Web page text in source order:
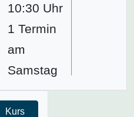
10:30 Uhr
1 Termin
am
Samstag
Kurs